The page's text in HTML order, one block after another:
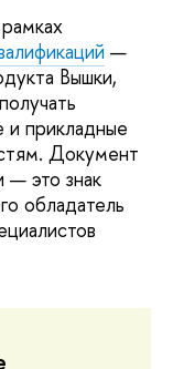
—
Вышки,
и прикладные
Документ
это знак
обладатель